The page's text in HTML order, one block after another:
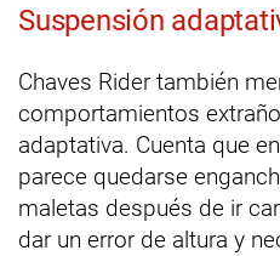
Suspensión
Chaves Rider también
comportamientos
adaptativa. Cuenta que
parece quedarse
maletas después de ir
dar un error de altura y